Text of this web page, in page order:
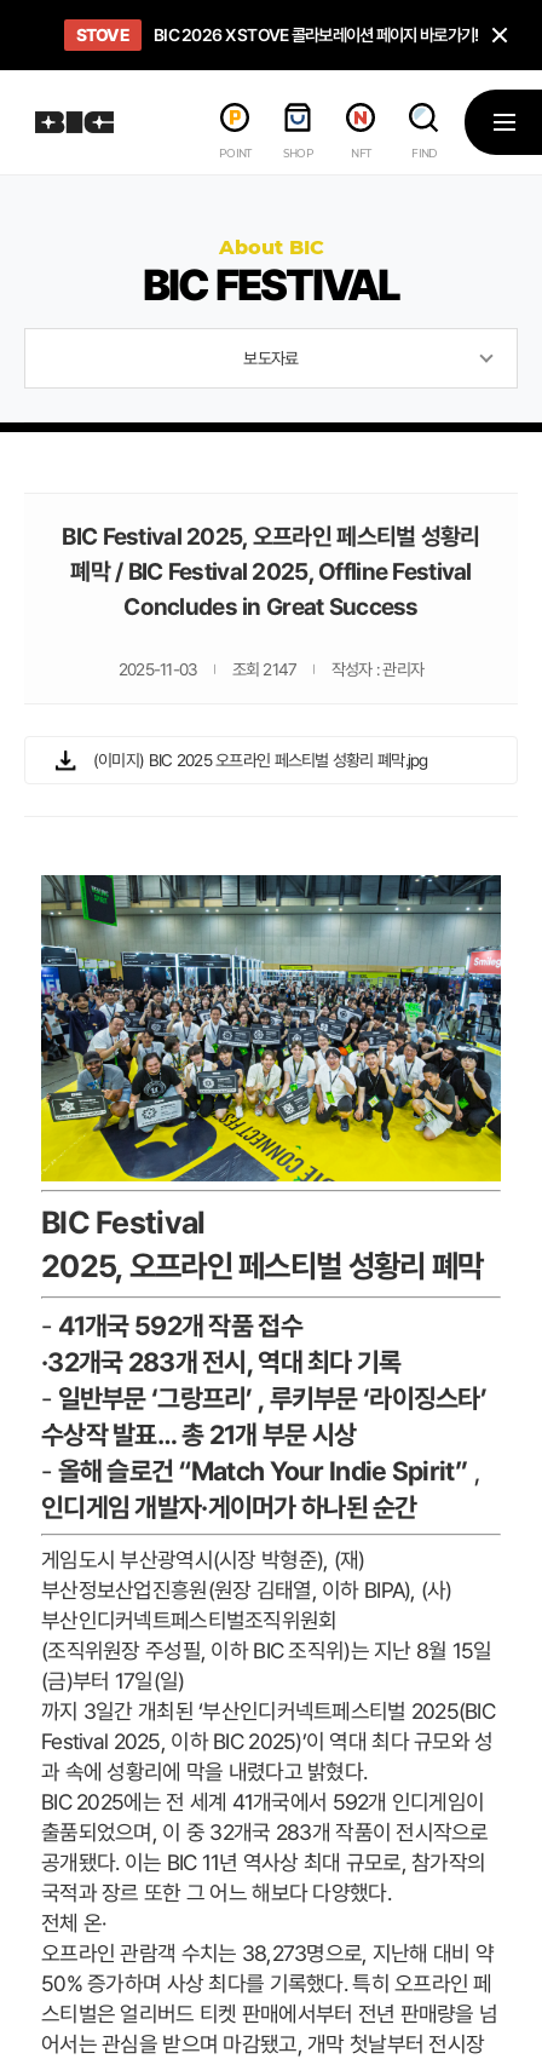
OPEN BIC 2026 STEAM SALE PAGE
STOVE BIC 2026 X STOVE 콜라보레이션 페이지 바로가기!
희망스튜디오 아이들에게 희망 버프 주고, 닌텐도 스위치2 받기!
GO TO 인디게임 테스트 베드 '비라운지' 바로가기!
GO TO '인디게임 큐레이션' 페이지 바로가기!
POINT SHOP NFT FIND
메뉴
About BIC
BIC FESTIVAL
보도자료
BIC Festival 2025, 오프라인 페스티벌 성황리
폐막 / BIC Festival 2025, Offline Festival
Concludes in Great Success
2025-11-03 조회 2147 작성자 : 관리자
(이미지) BIC 2025 오프라인 페스티벌 성황리 폐막.jpg
BIC Festival
2025, 오프라인 페스티벌 성황리 폐막
- 41개국 592개 작품 접수
·32개국 283개 전시, 역대 최다 기록
- 일반부문 ‘그랑프리’ , 루키부문‘라이징스타’
수상작 발표…총 21개 부문 시상
- 올해슬로건 “Match Your Indie Spirit” ,
인디게임개발자·게이머가하나된 순간
게임도시 부산광역시(시장 박형준), (재)
부산정보산업진흥원(원장 김태열, 이하 BIPA), (사)
부산인디커넥트페스티벌조직위원회
(조직위원장 주성필, 이하 BIC 조직위)는 지난 8월 15일
(금)부터 17일(일)
까지 3일간 개최된 ‘부산인디커넥트페스티벌 2025(BIC
Festival 2025, 이하 BIC 2025)’이 역대 최다 규모와 성
과 속에 성황리에 막을 내렸다고 밝혔다.
BIC 2025에는 전 세계 41개국에서 592개 인디게임이
출품되었으며, 이 중 32개국 283개 작품이 전시작으로
공개됐다. 이는 BIC 11년 역사상 최대 규모로, 참가작의
국적과 장르 또한 그 어느 해보다 다양했다.
전체 온·
오프라인 관람객 수치는 38,273명으로, 지난해 대비 약
50% 증가하며 사상 최다를 기록했다. 특히 오프라인 페
스티벌은 얼리버드 티켓 판매에서부터 전년 판매량을 넘
어서는 관심을 받으며 마감됐고, 개막 첫날부터 전시장